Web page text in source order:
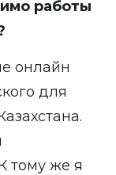
работы
онлайн
для
тому же я